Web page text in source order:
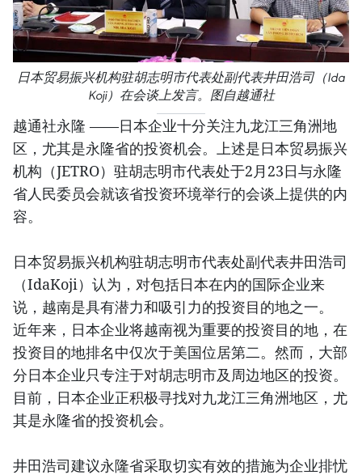
日本贸易振兴机构驻胡志明市代表处副代表井田浩司（Ida
Koji）在会谈上发言。图自越通社
越通社永隆 ——日本企业十分关注九龙江三角洲地
区，尤其是永隆省的投资机会。上述是日本贸易振兴
机构（JETRO）驻胡志明市代表处于2月23日与永隆
省人民委员会就该省投资环境举行的会谈上提供的内
容。
日本贸易振兴机构驻胡志明市代表处副代表井田浩司
（IdaKoji）认为，对包括日本在内的国际企业来
说，越南是具有潜力和吸引力的投资目的地之一。
近年来，日本企业将越南视为重要的投资目的地，在
投资目的地排名中仅次于美国位居第二。然而，大部
分日本企业只专注于对胡志明市及周边地区的投资。
目前，日本企业正积极寻找对九龙江三角洲地区，尤
其是永隆省的投资机会。
井田浩司建议永隆省采取切实有效的措施为企业排忧